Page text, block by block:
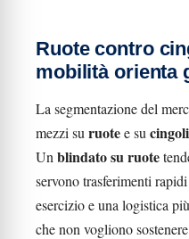
Ruote contro
mobilità orienta
La segmentazione del
mezzi su ruotee su cingoli
Un blindato su ruote
servono trasferimenti
esercizio e una logistica
che non vogliono